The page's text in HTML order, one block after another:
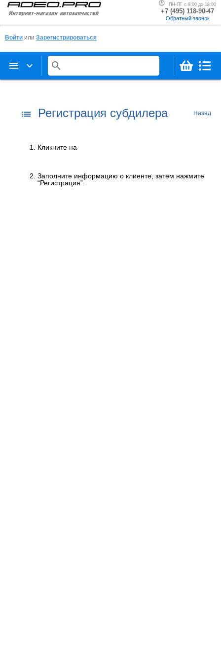
ПН-ПТ с 9:00 до 18:00
+7 (495) 118-90-47
Обратный звонок
Войти или Зарегистрироваться
menu keyboard_arrow_down search
list Регистрация субдилера Назад
Кликните на
Заполните информацию о клиенте, затем нажмите
“Регистрация”.